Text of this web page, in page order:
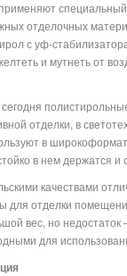
отделочных
с уф-
и мутнеть от
отделки, в
в
в нем держатся и
качествами
для отделки
вес, но недостаток
для